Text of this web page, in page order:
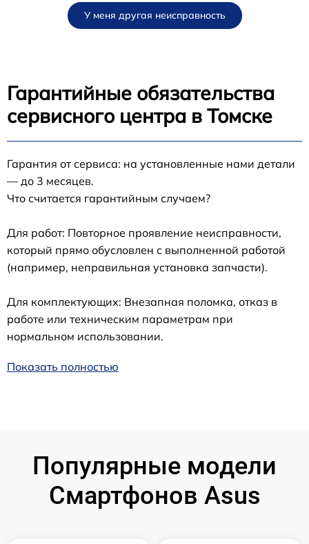
У меня другая неисправность
Гарантийные обязательства
сервисного центра в Томске
Гарантия от сервиса: на установленные нами детали
— до 3 месяцев.
Что считается гарантийным случаем?
Для работ: Повторное проявление неисправности,
который прямо обусловлен с выполненной работой
(например, неправильная установка запчасти).
Для комплектующих: Внезапная поломка, отказ в
работе или техническим параметрам при
нормальном использовании.
Показать полностью
Популярные модели
Смартфонов Asus